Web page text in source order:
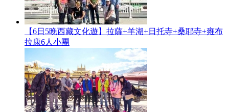
【6日5晚西藏文化遊】拉薩+羊湖+日托寺+桑耶寺+雍布
拉康6人小團